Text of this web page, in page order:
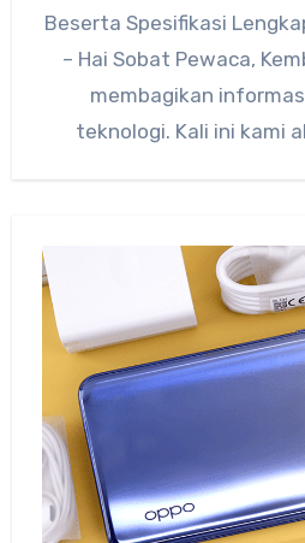
Beserta Spesifikasi
– Hai Sobat Pewaca,
membagikan
teknologi. Kali ini kami